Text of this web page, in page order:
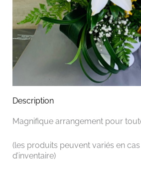
Description
Magnifique arrangement pour
(les produits peuvent variés en
d’inventaire)